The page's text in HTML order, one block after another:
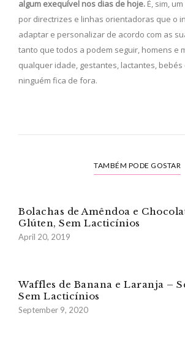
algum exequível nos dias de hoje. É, sim,
por directrizes e linhas orientadoras que o
adaptar e personalizar de acordo com as
tanto que todos a podem seguir, homens e
qualquer idade, gestantes, lactantes, bebés
ninguém fica de fora.
TAMBÉM PODE GOSTAR
Bolachas de Amêndoa e
Glúten, Sem Lacticínios
April 20, 2019
Waffles de Banana e Laranja –
Sem Lacticínios
September 9, 2020